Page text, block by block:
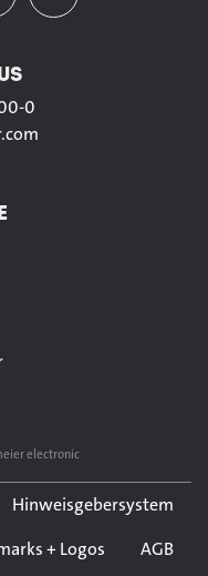
0
electronic
Hinweisgebersystem
+ Logos
AGB